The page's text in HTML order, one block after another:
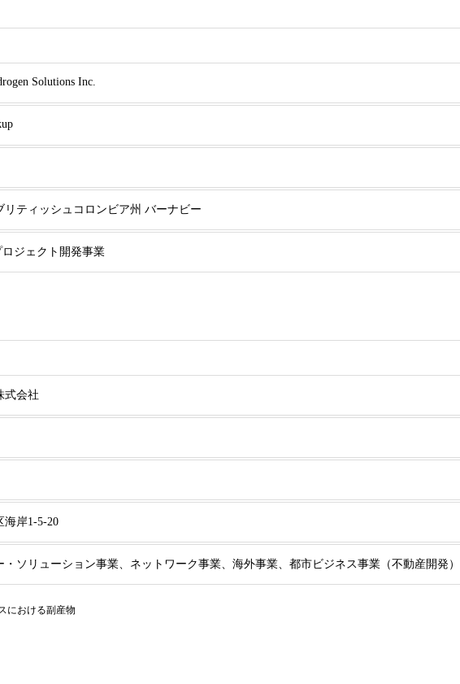
Solutions Inc.
リティッシュコロンビア州 バーナビー
ロジェクト開発事業
式会社
海岸1-5-20
・ソリューション事業、ネットワーク事業、海外事業、都市ビジネス事業（不動産開発）
における副産物